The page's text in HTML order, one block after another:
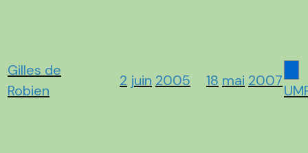
Gilles de
Robien
2 juin 2005 18 mai 2007